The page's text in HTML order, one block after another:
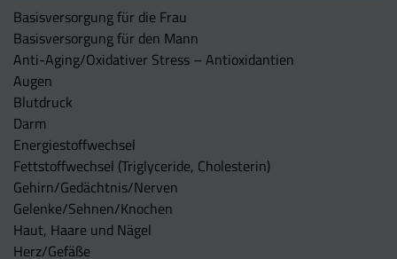
Basisversorgung für die Frau
Basisversorgung für den Mann
Anti-Aging/Oxidativer Stress – Antioxidantien
Augen
Blutdruck
Darm
Energiestoffwechsel
Fettstoffwechsel (Triglyceride, Cholesterin)
Gehirn/Gedächtnis/Nerven
Gelenke/Sehnen/Knochen
Haut, Haare und Nägel
Herz/Gefäße